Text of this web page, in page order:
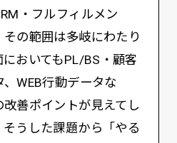
・フルフィルメン
その範囲は多岐にわたり
においてもPL/BS・顧客
WEB行動データな
改善ポイントが見えてし
そうした課題から「やる